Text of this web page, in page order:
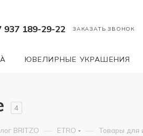
937 189-29-22 ЗАКАЗАТЬ ЗВОНОК
ЮВЕЛИРНЫЕ УКРАШЕНИЯ
4
BRITZO — ETRO — Товары для